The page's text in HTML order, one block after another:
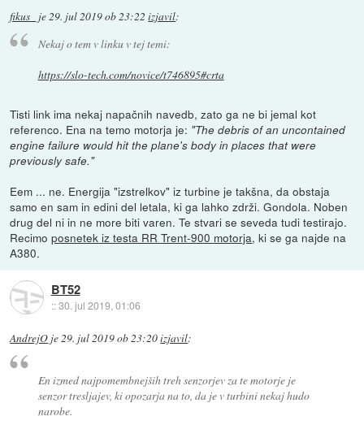
fikus_ je29. jul 2019 ob 23:22 izjavil:
Nekaj o tem v linku v tej temi:
https://slo-tech.com/novice/t746895#crta
Tisti link ima nekaj napačnih navedb, zato ga ne bi jemal kot
referenco. Ena na temo motorja je: "The debris of an uncontained
engine failure would hit the plane's body in places that were
previously safe."
Eem ... ne. Energija "izstrelkov" iz turbine je takšna, da obstaja
samo en sam in edini del letala, ki ga lahko zdrži. Gondola. Noben
drug del ni in ne more biti varen. Te stvari se seveda tudi testirajo.
Recimoposnetek iz testa RR Trent-900 motorja, ki se ga najde na
A380.
BT52
::30. jul 2019, 01:06
AndrejO je29. jul 2019 ob 23:20izjavil:
En izmed najpomembnejših treh senzorjev za te motorje je
senzor tresljajev, ki opozarja na to, da je v turbini nekaj hudo
narobe.